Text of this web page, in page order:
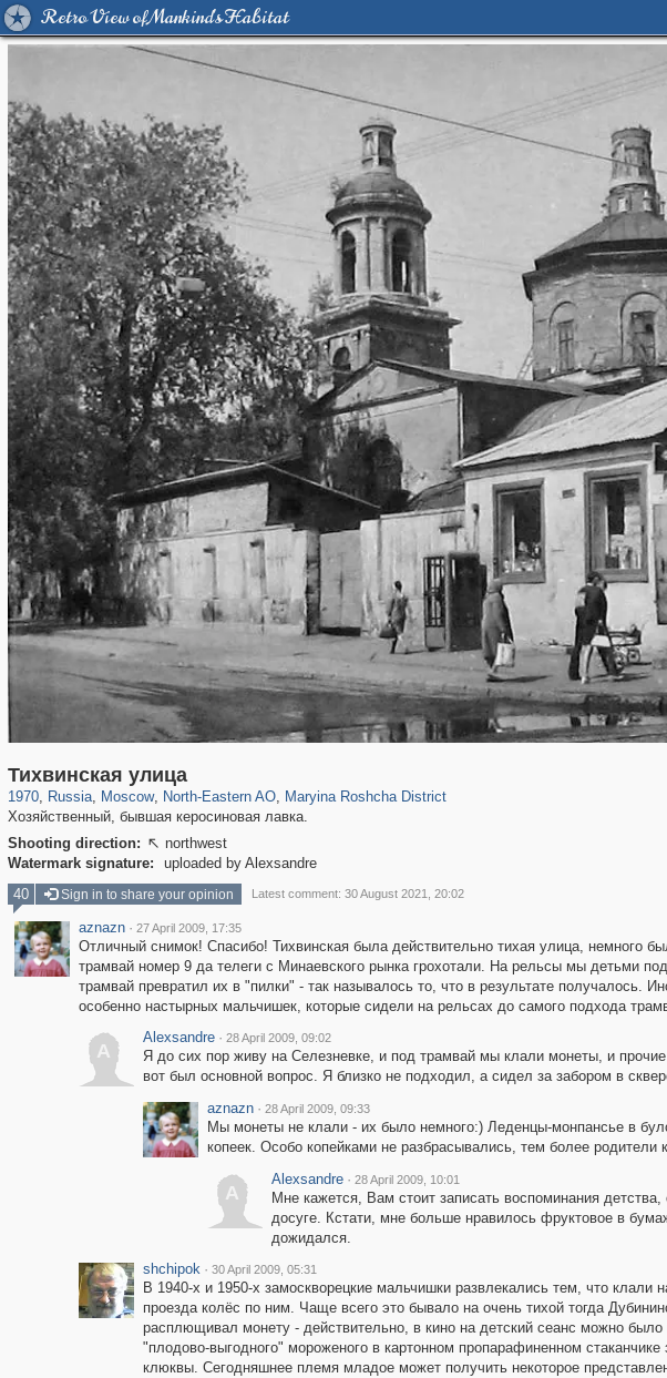
Retro View of Mankind's Habitat
Тихвинская улица
1970, Russia
1,405,755 29,243
, Moscow
319,716 8,286
, North-Eastern AO
24,485
, Maryina Roshcha District
Хозяйственный, бывшая керосиновая лавка.
Shooting direction:  northwest
Watermark signature:
uploaded by Alexsandre
40 Sign in to share your opinion Latest comment: 30 August 2021, 20:02
aznazn · 27 April 2009, 17:35
Отличный снимок! Спасибо! Тихвинская была действительно тихая улица, немного
трамвай номер 9 да телеги с Минаевского рынка грохотали. На рельсы мы детьми
трамвай превратил их в "пилки" - так называлось то, что в результате получалось.
особенно настырных мальчишек, которые сидели на рельсах до самого подхода
A
Alexsandre · 28 April 2009, 09:02
Я до сих пор живу на Селезневке, и под трамвай мы клали монеты, и
вот был основной вопрос. Я близко не подходил, а сидел за забором в
aznazn · 28 April 2009, 09:33
Мы монеты не клали - их было немного:) Леденцы-монпансье в
копеек. Особо копейками не разбрасывались, тем более родители
A
Alexsandre · 28 April 2009, 10:01
Мне кажется, Вам стоит записать воспоминания
досуге. Кстати, мне больше нравилось фруктовое в
дожидался.
shchipok · 30 April 2009, 05:31
В 1940-х и 1950-х замоскворецкие мальчишки развлекались тем, что
проезда колёс по ним. Чаще всего это бывало на очень тихой тогда
расплющивал монету - действительно, в кино на детский сеанс можно
"плодово-выгодного" мороженого в картонном пропарафиненном
клюквы. Сегодняшнее племя младое может получить некоторое